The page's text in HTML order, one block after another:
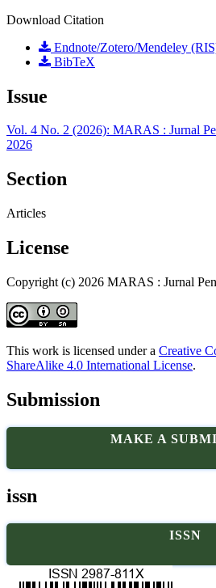
Download Citation
Endnote/Zotero/Mendeley
BibTeX
Issue
Vol. 4 No. 2 (2026): MARAS : Jurnal
2026
Section
Articles
License
Copyright (c) 2026 MARAS : Jurnal
This work is licensed under a Creative
ShareAlike 4.0 International License.
Submission
MAKE A
issn
ISSN